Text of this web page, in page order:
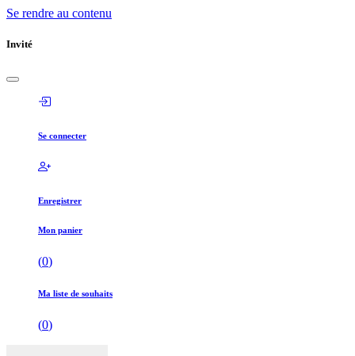
Se rendre au contenu
Invité
Se connecter
Enregistrer
Mon panier
(0)
Ma liste de souhaits
(0)